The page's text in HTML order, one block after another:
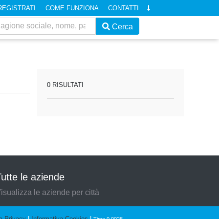
0 RISULTATI
COME FUNZIONA CONTATTI
Cerca
le aziende
le aziende per città